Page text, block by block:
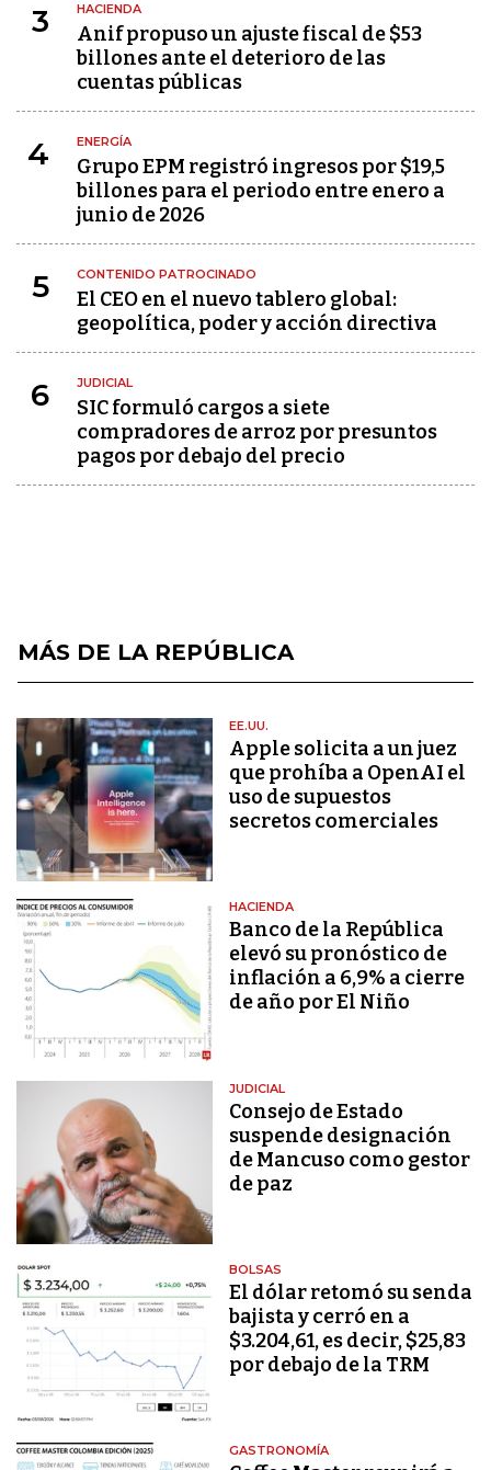
3 HACIENDA
Anif propuso un ajuste fiscal de $53
billones ante el deterioro de las
cuentas públicas
4 ENERGÍA
Grupo EPM registró ingresos por $19,5
billones para el periodo entre enero a
junio de 2026
5 CONTENIDO PATROCINADO
El CEO en el nuevo tablero global:
geopolítica, poder y acción directiva
6 JUDICIAL
SIC formuló cargos a siete
compradores de arroz por presuntos
pagos por debajo del precio
MÁS DE LA REPÚBLICA
EE.UU.
Apple solicita a un juez
que prohíba a OpenAI el
uso de supuestos
secretos comerciales
HACIENDA
Banco de la República
elevó su pronóstico de
inflación a 6,9% a cierre
de año por El Niño
JUDICIAL
Consejo de Estado
suspende designación
de Mancuso como gestor
de paz
BOLSAS
El dólar retomó su senda
bajista y cerró en a
$3.204,61, es decir, $25,83
por debajo de la TRM
GASTRONOMÍA